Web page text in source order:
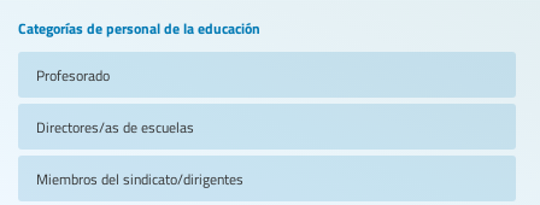
Categorías de personal de la educación
Profesorado
Directores/as de escuelas
Miembros del sindicato/dirigentes